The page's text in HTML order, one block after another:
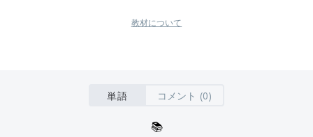
教材について
単語 コメント (0)
📚